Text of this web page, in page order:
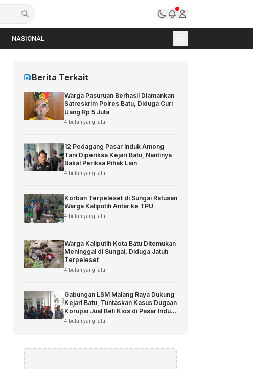
NASIONAL
Berita Terkait
Warga Pasuruan Berhasil Diamankan
Satreskrim Polres Batu, Diduga Curi
Uang Rp 5 Juta
4 bulan yang lalu
12 Pedagang Pasar Induk Among
Tani Diperiksa Kejari Batu, Nantinya
Bakal Periksa Pihak Lain
4 bulan yang lalu
Korban Terpeleset di Sungai Ratusan
Warga Kaliputih Antar ke TPU
4 bulan yang lalu
Warga Kaliputih Kota Batu Ditemukan
Meninggal di Sungai, Diduga Jatuh
Terpeleset
4 bulan yang lalu
Gabungan LSM Malang Raya Dukung
Kejari Batu, Tuntaskan Kasus Dugaan
Korupsi Jual Beli Kios di Pasar Induk
Among Tani
4 bulan yang lalu